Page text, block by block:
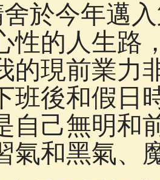
於今年邁
性的人生路
的現前業力
班後和假日
自己無明和
氣和黑氣、